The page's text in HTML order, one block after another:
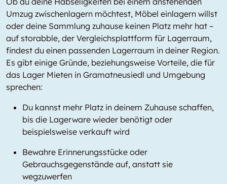
Umzug zwischenlagern möchtest, Möbel einlagern willst
oder deine Sammlung zuhause keinen Platz mehr hat –
auf storabble, der Vergleichsplattform für Lagerraum,
findest du einen passenden Lagerraum in deiner Region.
Es gibt einige Gründe, beziehungsweise Vorteile, die für
das Lager Mieten in Gramatneusiedl und Umgebung
sprechen:
Du kannst mehr Platz in deinem Zuhause schaffen,
bis die Lagerware wieder benötigt oder
beispielsweise verkauft wird
Bewahre Erinnerungsstücke oder
Gebrauchsgegenstände auf, anstatt sie
wegzuwerfen